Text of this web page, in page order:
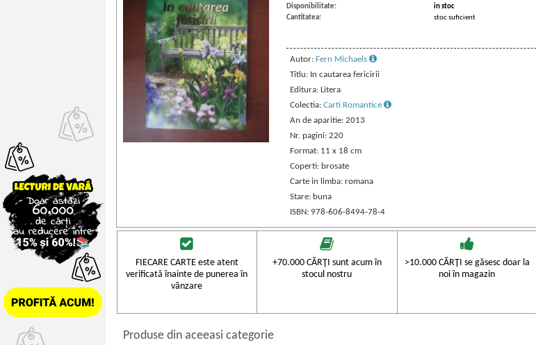
Disponibilitate:
in stoc
Cantitatea:
stoc suficient
Autor: Fern Michaels
Titlu: In cautarea fericirii
Editura: Litera
Colectia: Carti Romantice
An de aparitie: 2013
Nr. pagini: 220
Format: 11 x 18 cm
Coperti: brosate
Carte in limba: romana
Stare: buna
ISBN: 978-606-8494-78-4
FIECARE CARTE este atent
verificată înainte de punerea în
vânzare
+70.000 CĂRŢI sunt acum în
stocul nostru
>10.000 CĂRŢI se găsesc doar la
noi în magazin
Produse din aceeasi categorie